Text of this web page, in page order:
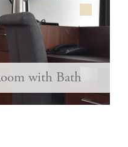
with Bath